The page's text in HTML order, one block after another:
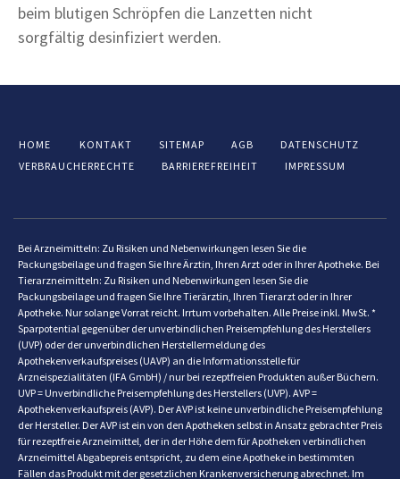
beim blutigen Schröpfen die Lanzetten nicht
sorgfältig desinfiziert werden.
HOME KONTAKT SITEMAP AGB
DATENSCHUTZ
VERBRAUCHERRECHTE
BARRIEREFREIHEIT IMPRESSUM
Bei Arzneimitteln: Zu Risiken und Nebenwirkungen lesen Sie die
Packungsbeilage und fragen Sie Ihre Ärztin, Ihren Arzt oder in Ihrer Apotheke. Bei
Tierarzneimitteln: Zu Risiken und Nebenwirkungen lesen Sie die
Packungsbeilage und fragen Sie Ihre Tierärztin, Ihren Tierarzt oder in Ihrer
Apotheke. Nur solange Vorrat reicht. Irrtum vorbehalten. Alle Preise inkl. MwSt. *
Sparpotential gegenüber der unverbindlichen Preisempfehlung des Herstellers
(UVP) oder der unverbindlichen Herstellermeldung des
Apothekenverkaufspreises (UAVP) an die Informationsstelle für
Arzneispezialitäten (IFA GmbH) / nur bei rezeptfreien Produkten außer Büchern.
UVP = Unverbindliche Preisempfehlung des Herstellers (UVP). AVP =
Apothekenverkaufspreis (AVP). Der AVP ist keine unverbindliche Preisempfehlung
der Hersteller. Der AVP ist ein von den Apotheken selbst in Ansatz gebrachter Preis
für rezeptfreie Arzneimittel, der in der Höhe dem für Apotheken verbindlichen
Arzneimittel Abgabepreis entspricht, zu dem eine Apotheke in bestimmten
Fällen das Produkt mit der gesetzlichen Krankenversicherung abrechnet. Im